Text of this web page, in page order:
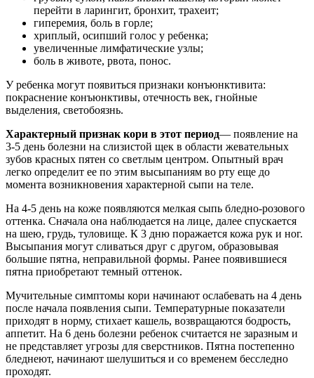
перейти в ларингит, бронхит, трахеит;
гиперемия, боль в горле;
хриплый, осипший голос у ребенка;
увеличенные лимфатические узлы;
боль в животе, рвота, понос.
У ребенка могут появиться признаки конъюнктивита:
покраснение конъюнктивы, отечность век, гнойные
выделения, светобоязнь.
Характерный признак кори в этот период— появление на
3-5 день болезни на слизистой щек в области жевательных
зубов красных пятен со светлым центром. Опытный врач
легко определит ее по этим высыпаниям во рту еще до
момента возникновения характерной сыпи на теле.
На 4-5 день на коже появляются мелкая сыпь бледно-розового
оттенка. Сначала она наблюдается на лице, далее спускается
на шею, грудь, туловище. К 3 дню поражается кожа рук и ног.
Высыпания могут сливаться друг с другом, образовывая
большие пятна, неправильной формы. Ранее появившиеся
пятна приобретают темный оттенок.
Мучительные симптомы кори начинают ослабевать на 4 день
после начала появления сыпи. Температурные показатели
приходят в норму, стихает кашель, возвращаются бодрость,
аппетит. На 6 день болезни ребенок считается не заразным и
не представляет угрозы для сверстников. Пятна постепенно
бледнеют, начинают шелушиться и со временем бесследно
проходят.